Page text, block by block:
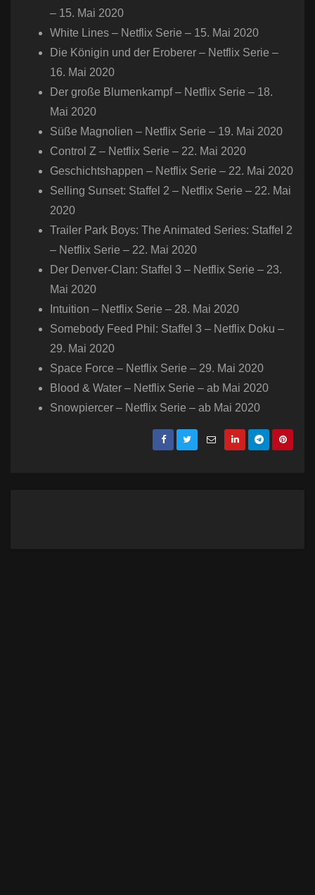
– 15. Mai 2020
White Lines – Netflix Serie – 15. Mai 2020
Die Königin und der Eroberer – Netflix Serie –
16. Mai 2020
Der große Blumenkampf – Netflix Serie – 18.
Mai 2020
Süße Magnolien – Netflix Serie – 19. Mai 2020
Control Z – Netflix Serie – 22. Mai 2020
Geschichtshappen – Netflix Serie – 22. Mai 2020
Selling Sunset: Staffel 2 – Netflix Serie – 22. Mai
2020
Trailer Park Boys: The Animated Series: Staffel 2
– Netflix Serie – 22. Mai 2020
Der Denver-Clan: Staffel 3 – Netflix Serie – 23.
Mai 2020
Intuition – Netflix Serie – 28. Mai 2020
Somebody Feed Phil: Staffel 3 – Netflix Doku –
29. Mai 2020
Space Force – Netflix Serie – 29. Mai 2020
Blood & Water – Netflix Serie – ab Mai 2020
Snowpiercer – Netflix Serie – ab Mai 2020